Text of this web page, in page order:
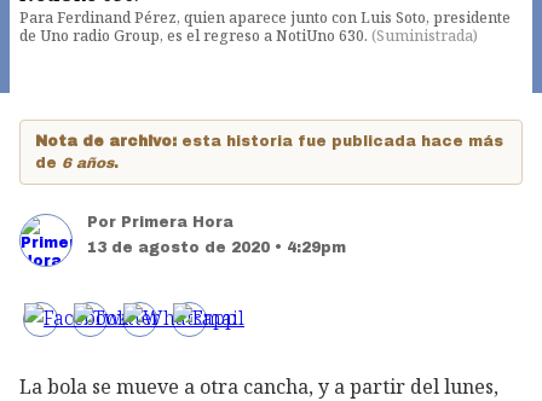
Para Ferdinand Pérez, quien aparece junto con Luis Soto, presidente
de Uno radio Group, es el regreso a NotiUno 630. (Suministrada)
Nota de archivo: esta historia fue publicada hace más
de 6 años.
Por Primera Hora
13 de agosto de 2020 • 4:29pm
La bola se mueve a otra cancha, y a partir del lunes,